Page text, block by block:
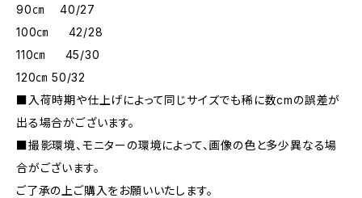
90㎝ 40/27
100㎝ 42/28
110㎝ 45/30
120㎝ 50/32
■入荷時期や仕上げによって同じサイズでも稀に数cmの誤差が
出る場合がございます。
■撮影環境、モニターの環境によって、画像の色と多少異なる場
合がございます。
ご了承の上ご購入をお願いいたします。